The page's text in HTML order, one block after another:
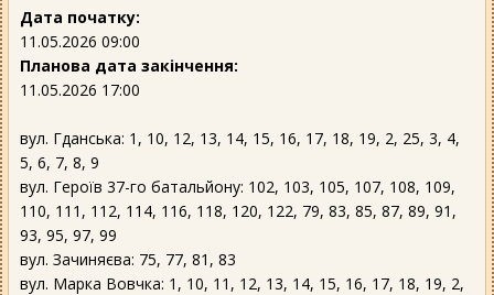
Дата початку:
11.05.2026 09:00
Планова дата закінчення:
11.05.2026 17:00
вул. Гданська: 1, 10, 12, 13, 14, 15, 16, 17, 18, 19, 2, 25, 3, 4,
5, 6, 7, 8, 9
вул. Героїв 37-го батальйону: 102, 103, 105, 107, 108, 109,
110, 111, 112, 114, 116, 118, 120, 122, 79, 83, 85, 87, 89, 91,
93, 95, 97, 99
вул. Зачиняєва: 75, 77, 81, 83
вул. Марка Вовчка: 1, 10, 11, 12, 13, 14, 15, 16, 17, 18, 19, 2,